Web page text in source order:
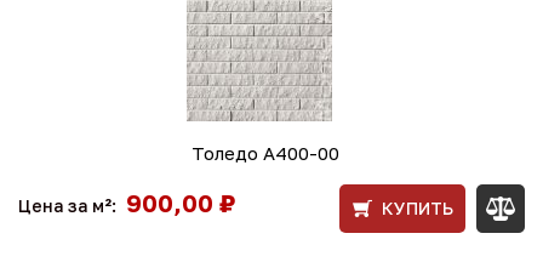
Толедо А400-00
Цена за м²: 900,00 ₽ КУПИТЬ